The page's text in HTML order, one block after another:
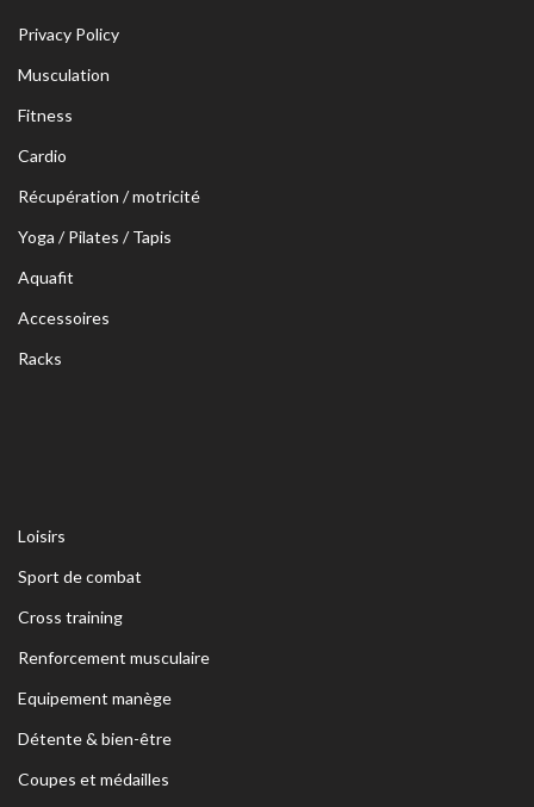
Privacy Policy
Musculation
Fitness
Cardio
Récupération / motricité
Yoga / Pilates / Tapis
Aquafit
Accessoires
Racks
Loisirs
Sport de combat
Cross training
Renforcement musculaire
Equipement manège
Détente & bien-être
Coupes et médailles